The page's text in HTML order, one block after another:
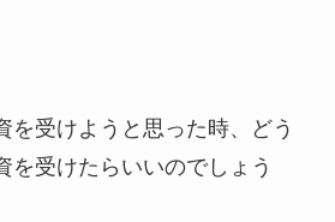
を受けようと思った時、どう
を受けたらいいのでしょう